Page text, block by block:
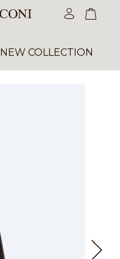
NEW COLLECTION